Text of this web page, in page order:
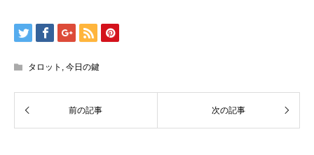
タロット , 今日の鍵